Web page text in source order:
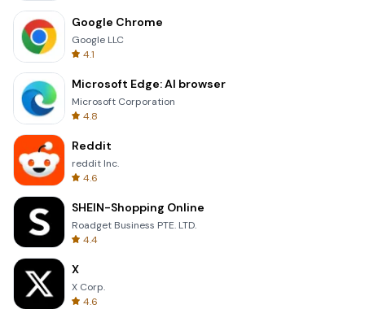
Google Chrome
Google LLC
4.1
Microsoft Edge: AI browser
Microsoft Corporation
4.8
Reddit
reddit Inc.
4.6
SHEIN-Shopping Online
Roadget Business PTE. LTD.
4.4
X
X Corp.
4.6